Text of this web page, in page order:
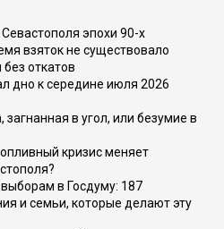
эпохи 90-х
взяток не существовало
откатов
дно к середине июля 2026
в угол, или безумие в
кризис меняет
в Госдуму: 187
и семьи, которые делают эту